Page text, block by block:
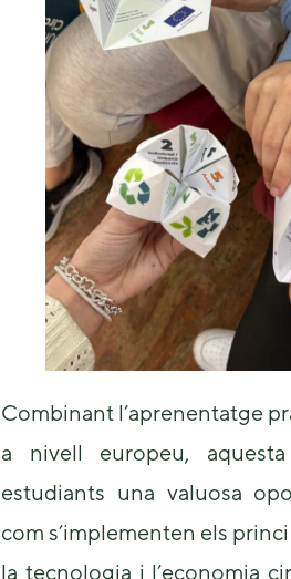
Combinant l’aprenentatge
a nivell europeu,
estudiants una valuosa
com s’implementen els
la tecnologia i l’economia